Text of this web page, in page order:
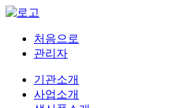
처음으로
관리자
기관소개
사업소개